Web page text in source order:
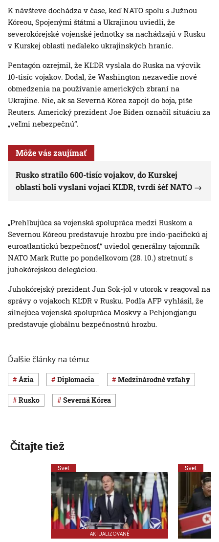
K návšteve dochádza v čase, keď NATO spolu s Južnou
Kóreou, Spojenými štátmi a Ukrajinou uviedli, že
severokórejské vojenské jednotky sa nachádzajú v Rusku
v Kurskej oblasti neďaleko ukrajinských hraníc.
Pentagón ozrejmil, že KĽDR vyslala do Ruska na výcvik
10-tisíc vojakov. Dodal, že Washington nezavedie nové
obmedzenia na používanie amerických zbraní na
Ukrajine. Nie, ak sa Severná Kórea zapojí do boja, píše
Reuters. Americký prezident Joe Biden označil situáciu za
„veľmi nebezpečnú“.
Môže vás zaujímať
Rusko stratilo 600-tisíc vojakov, do Kurskej
oblasti boli vyslaní vojaci KĽDR, tvrdí šéf NATO
„Prehlbujúca sa vojenská spolupráca medzi Ruskom a
Severnou Kóreou predstavuje hrozbu pre indo-pacifickú aj
euroatlantickú bezpečnosť,“ uviedol generálny tajomník
NATO Mark Rutte po pondelkovom (28. 10.) stretnutí s
juhokórejskou delegáciou.
Juhokórejský prezident Jun Sok-jol v utorok v reagoval na
správy o vojakoch KĽDR v Rusku. Podľa AFP vyhlásil, že
silnejúca vojenská spolupráca Moskvy a Pchjongjangu
predstavuje globálnu bezpečnostnú hrozbu.
Ďalšie články na tému:
Ázia diplomacia medzinárodné vzťahy
Rusko Severná Kórea
Čítajte tiež
Svet
AKTUALIZOVANÉ
Svet